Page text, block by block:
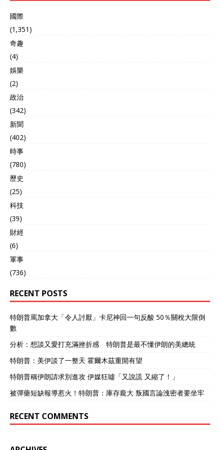
國際
(1,351)
奇趣
(4)
娛樂
(2)
政治
(342)
新聞
(402)
時事
(780)
歷史
(25)
科技
(39)
財經
(6)
軍事
(736)
RECENT POSTS
特朗普罵加拿大「令人討厭」卡尼神回一句反酸 50％關稅大限倒
數
分析：想談又愛打充滿挫折感 特朗普是最不懂伊朗的美總統
特朗普：美伊談了一整天 霍爾木茲重開有望
特朗普稱伊朗請求別進攻 伊媒狂噓「又說謊 又縮了！」
被彈藥短缺報導惹火！特朗普：庫存龐大 叛國言論洩密者要坐牢
RECENT COMMENTS